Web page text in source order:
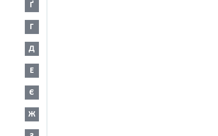
Ґ
Г
Д
Е
Є
Ж